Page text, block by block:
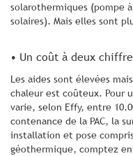
solarothermiques (pompe
solaires). Mais elles sont
• Un coût à deux
Les aides sont élevées
chaleur est coûteux. Pour
varie, selon Effy, entre
contenance de la PAC, la
installation et pose
géothermique, comptez